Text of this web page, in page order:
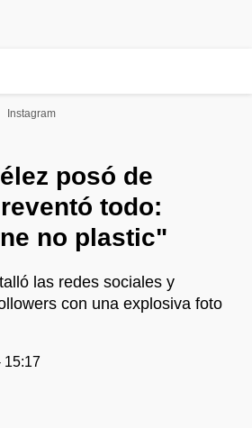
Instagram
posó de
todo:
no plastic"
las redes sociales y
con una explosiva foto
15:17